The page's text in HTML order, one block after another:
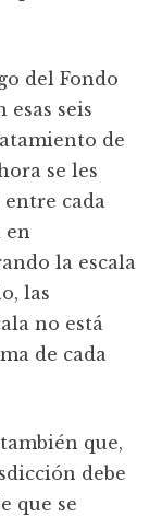
del Fondo
seis
de
se les
cada
en
la escala
las
no está
de cada
que,
debe
que se